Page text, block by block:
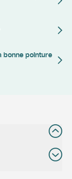
bonne pointure